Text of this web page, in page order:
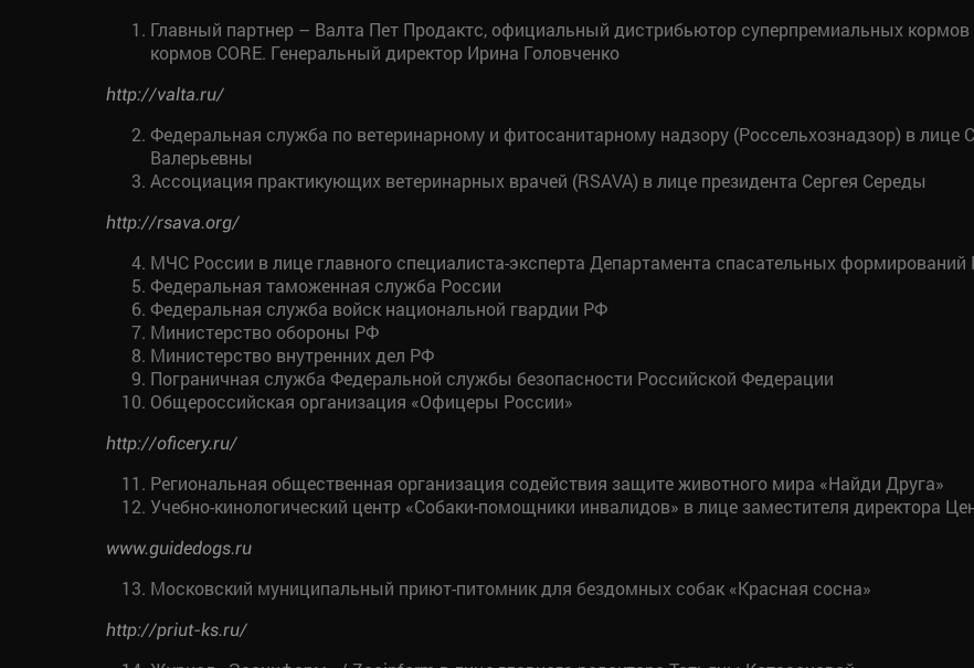
Главный партнер – Валта Пет Продактс, официальный дистрибьютор суперпремиальных
кормов CORE. Генеральный директор Ирина Головченко
http://valta.ru/
Федеральная служба по ветеринарному и фитосанитарному надзору (Россельхознадзор) в лице
Валерьевны
Ассоциация практикующих ветеринарных врачей (RSAVA) в лице президента Сергея Середы
http://rsava.org/
МЧС России в лице главного специалиста-эксперта Департамента спасательных
Федеральная таможенная служба России
Федеральная служба войск национальной гвардии РФ
Министерство обороны РФ
Министерство внутренних дел РФ
Пограничная служба Федеральной службы безопасности Российской Федерации
Общероссийская организация «Офицеры России»
http://oficery.ru/
Региональная общественная организация содействия защите животного мира «Найди Друга»
Учебно-кинологический центр «Собаки-помощники инвалидов» в лице заместителя директора
www.guidedogs.ru
Московский муниципальный приют-питомник для бездомных собак «Красная сосна»
http://priut-ks.ru/